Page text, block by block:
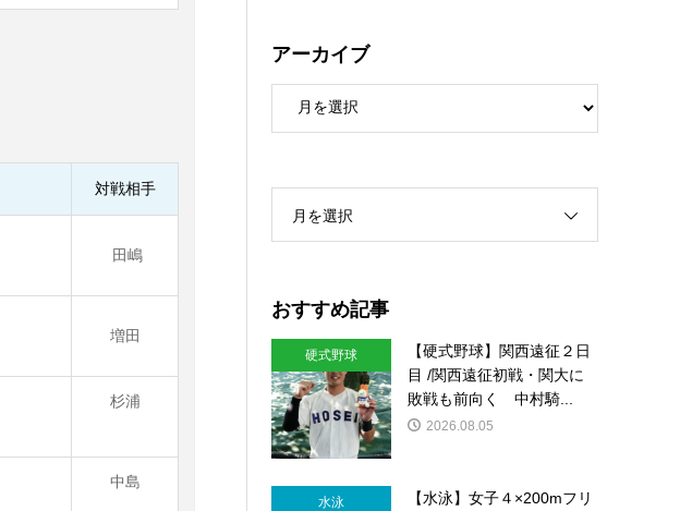
対戦相手
田嶋
増田
杉浦
中島
アーカイブ
月を選択
おすすめ記事
硬式野球
【硬式野球】関西遠征２日
目 /関西遠征初戦・関大に
敗戦も前向く 中村騎...
2026.08.05
水泳
【水泳】女子４×200mフリ